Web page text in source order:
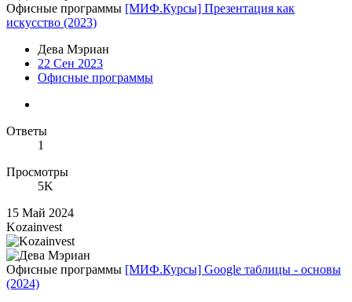
Офисные программы [МИФ.Курсы] Презентация как
искусство (2023)
Дева Мэриан
22 Сен 2023
Офисные программы
Ответы
1
Просмотры
5K
15 Май 2024
Kozainvest
Офисные программы [МИФ.Курсы] Google таблицы - основы
(2024)